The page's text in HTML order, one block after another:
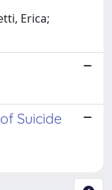
Erica;
Suicide